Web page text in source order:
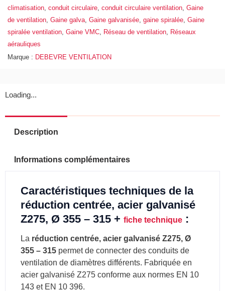
355
-
315
climatisation conduit circulaire conduit circulaire ventilation Gaine
de ventilation Gaine galva Gaine galvanisée gaine spiralée Gaine
spiralée ventilation Gaine VMC Réseau de ventilation Réseaux
aérauliques
Marque : DEBEVRE VENTILATION
Loading...
Description
Informations complémentaires
Caractéristiques techniques de la
réduction centrée, acier galvanisé
Z275, Ø 355 – 315 + fiche technique :
La réduction centrée, acier galvanisé Z275, Ø
355 – 315 permet de connecter des conduits de
ventilation de diamètres différents. Fabriquée en
acier galvanisé Z275 conforme aux normes EN 10
143 et EN 10 396.